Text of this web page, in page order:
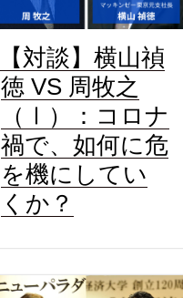
【対談】横山禎
徳 VS 周牧之
（Ⅰ）：コロナ
禍で、如何に危
を機にしてい
くか？